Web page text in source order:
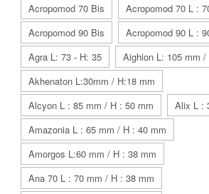
Acropomod 70 Bis
Acropomod 70 L :
Acropomod 90 Bis
Acropomod 90 L :
Agra L: 73 - H: 35
Aighion L: 105 mm
Akhenaton L:30mm / H:18 mm
Alcyon L : 85 mm / H : 50 mm
Alix L :
Amazonia L : 65 mm / H : 40 mm
Amorgos L:60 mm / H : 38 mm
Ana 70 L : 70 mm / H : 38 mm